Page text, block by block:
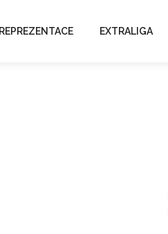
REPREZENTACE EXTRALIGA